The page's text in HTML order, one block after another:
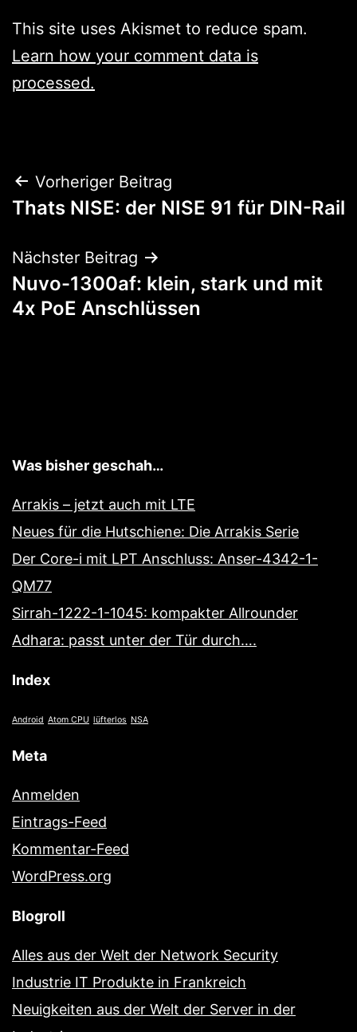
This site uses Akismet to reduce spam.
Learn how your comment data is
processed.
Beitragsnavigation
Vorheriger Beitrag
Thats NISE: der NISE 91 für DIN-Rail
Nächster Beitrag
Nuvo-1300af: klein, stark und mit
4x PoE Anschlüssen
Was bisher geschah…
Arrakis – jetzt auch mit LTE
Neues für die Hutschiene: Die Arrakis Serie
Der Core-i mit LPT Anschluss: Anser-4342-1-
QM77
Sirrah-1222-1-1045: kompakter Allrounder
Adhara: passt unter der Tür durch….
Index
Android Atom CPU lüfterlos NSA
Meta
Anmelden
Eintrags-Feed
Kommentar-Feed
WordPress.org
Blogroll
Alles aus der Welt der Network Security
Industrie IT Produkte in Frankreich
Neuigkeiten aus der Welt der Server in der